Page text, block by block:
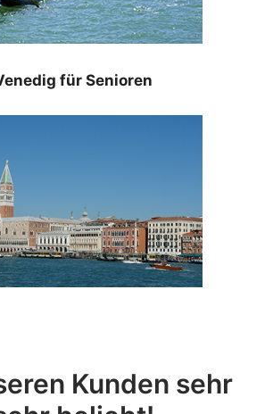
für Senioren
Kunden sehr